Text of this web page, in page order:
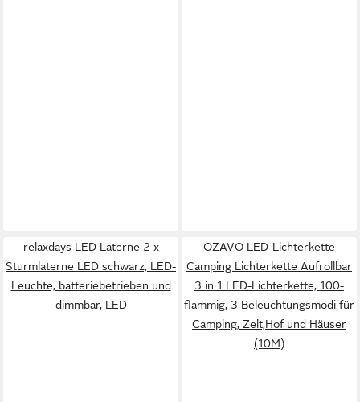
relaxdays LED Laterne 2 x
Sturmlaterne LED schwarz, LED-
Leuchte, batteriebetrieben und
dimmbar, LED
OZAVO LED-Lichterkette
Camping Lichterkette Aufrollbar
3 in 1 LED-Lichterkette, 100-
flammig, 3 Beleuchtungsmodi für
Camping, Zelt,Hof und Häuser
(10M)